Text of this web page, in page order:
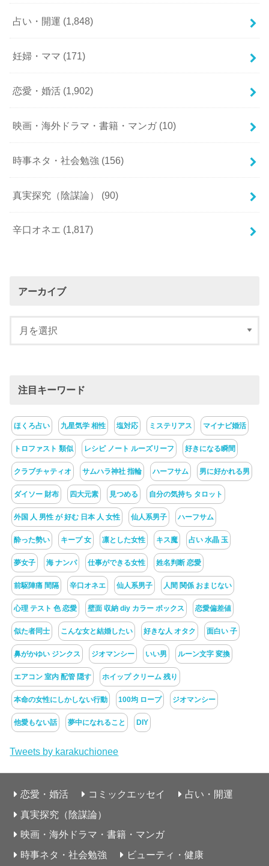
占い・開運 (1,848)
妊婦・ママ (171)
恋愛・婚活 (1,902)
映画・海外ドラマ・書籍・マンガ (10)
時事ネタ・社会勉強 (156)
真実探究（陰謀論） (90)
辛口オネエ (1,817)
アーカイブ
注目キーワード
ほくろ占い 九星気学 相性 塩対応 ミステリアス マイナビ婚活
トロファスト 類似 レシピ ノート ルーズリーフ 好きになる瞬間
クラブチャティオ サムハラ神社 指輪 ハーフサム 男に好かれる男
ダイソー 財布 四大元素 見つめる 自分の気持ち タロット
外国 人 男性 が 好む 日本 人 女性 仙人系男子 ハーフサム
酔った勢い キープ 女 凛とした女性 キス魔 占い 水晶 玉
夢女子 海 ナンパ 仕事ができる女性 姓名判断 恋愛
前駆陣痛 間隔 辛口オネエ 仙人系男子 人間 関係 おまじない
心理 テスト 色 恋愛 壁面 収納 diy カラー ボックス 恋愛偏差値
似た者同士 こんな女と結婚したい 好きな人 オタク 面白い 子
鼻がかゆい ジンクス ジオマンシー いい男 ルーン文字 変換
エアコン 室内 配管 隠す ホイップ クリーム 残り
本命の女性にしかしない行動 100均 ロープ ジオマンシー
他愛もない話 夢中になれること DIY
Tweets by karakuchionee
恋愛・婚活 コミックエッセイ
占い・開運
真実探究（陰謀論）
映画・海外ドラマ・書籍・マンガ
時事ネタ・社会勉強
ビューティ・健康